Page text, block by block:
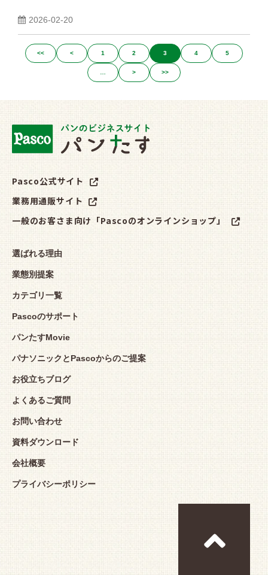
2026-02-20
<< < 1 2 3 4 5
> >>
Pasco公式サイト
業務用通販サイト
一般のお客さま向け「Pascoのオンラインショップ」
選ばれる理由
業態別提案
カテゴリ一覧
Pascoのサポート
パンたすMovie
パナソニックとPascoからのご提案
お役立ちブログ
よくあるご質問
お問い合わせ
資料ダウンロード
会社概要
プライバシーポリシー